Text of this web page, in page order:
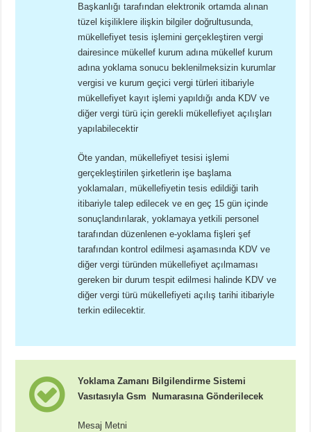
Başkanlığı tarafından elektronik ortamda alınan
tüzel kişiliklere ilişkin bilgiler doğrultusunda,
mükellefiyet tesis işlemini gerçekleştiren vergi
dairesince mükellef kurum adına mükellef kurum
adına yoklama sonucu beklenilmeksizin kurumlar
vergisi ve kurum geçici vergi türleri itibariyle
mükellefiyet kayıt işlemi yapıldığı anda KDV ve
diğer vergi türü için gerekli mükellefiyet açılışları
yapılabilecektir
Öte yandan, mükellefiyet tesisi işlemi
gerçekleştirilen şirketlerin işe başlama
yoklamaları, mükellefiyetin tesis edildiği tarih
itibariyle talep edilecek ve en geç 15 gün içinde
sonuçlandırılarak, yoklamaya yetkili personel
tarafından düzenlenen e-yoklama fişleri şef
tarafından kontrol edilmesi aşamasında KDV ve
diğer vergi türünden mükellefiyet açılmaması
gereken bir durum tespit edilmesi halinde KDV ve
diğer vergi türü mükellefiyeti açılış tarihi itibariyle
terkin edilecektir.
Yoklama Zamanı Bilgilendirme Sistemi
Vasıtasıyla Gsm Numarasına Gönderilecek
Mesaj Metni